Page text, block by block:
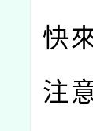
快
注